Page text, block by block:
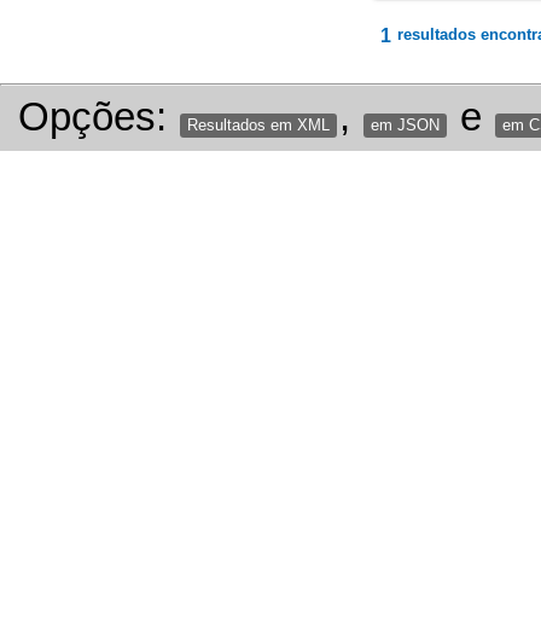
1 resultados
Opções: Resultados em XML , em JSON e em